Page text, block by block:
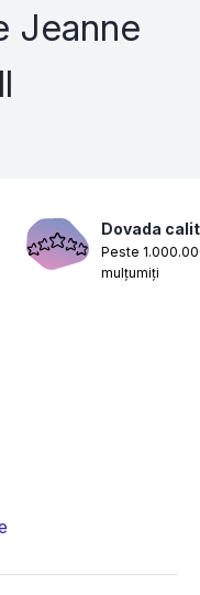
Jeanne
Dovada
Peste
mulțumiți